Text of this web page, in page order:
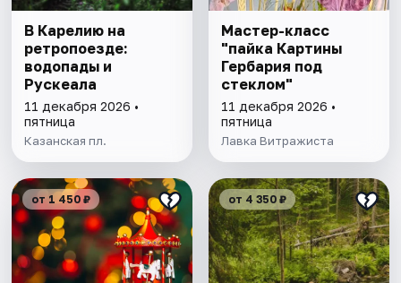
В Карелию на
ретропоезде:
водопады и
Рускеала
11 декабря 2026 •
пятница
Казанская пл.
Мастер-класс
"пайка Картины
Гербария под
стеклом"
11 декабря 2026 •
пятница
Лавка Витражиста
от 1 450 ₽ от 4 350 ₽